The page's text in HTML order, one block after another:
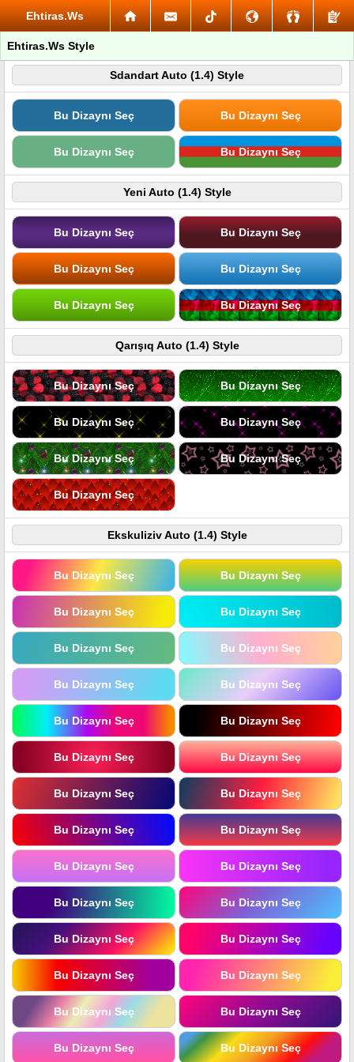
Ehtiras.Ws
Ehtiras.Ws Style
Sdandart Auto (1.4) Style
Bu Dizaynı Seç Bu Dizaynı Seç
Bu Dizaynı Seç Bu Dizaynı Seç
Yeni Auto (1.4) Style
Bu Dizaynı Seç Bu Dizaynı Seç
Bu Dizaynı Seç Bu Dizaynı Seç
Bu Dizaynı Seç Bu Dizaynı Seç
Qarışıq Auto (1.4) Style
Bu Dizaynı Seç Bu Dizaynı Seç
Bu Dizaynı Seç Bu Dizaynı Seç
Bu Dizaynı Seç Bu Dizaynı Seç
Bu Dizaynı Seç
Ekskuliziv Auto (1.4) Style
Bu Dizaynı Seç Bu Dizaynı Seç
Bu Dizaynı Seç Bu Dizaynı Seç
Bu Dizaynı Seç Bu Dizaynı Seç
Bu Dizaynı Seç Bu Dizaynı Seç
Bu Dizaynı Seç Bu Dizaynı Seç
Bu Dizaynı Seç Bu Dizaynı Seç
Bu Dizaynı Seç Bu Dizaynı Seç
Bu Dizaynı Seç Bu Dizaynı Seç
Bu Dizaynı Seç Bu Dizaynı Seç
Bu Dizaynı Seç Bu Dizaynı Seç
Bu Dizaynı Seç Bu Dizaynı Seç
Bu Dizaynı Seç Bu Dizaynı Seç
Bu Dizaynı Seç Bu Dizaynı Seç
Bu Dizaynı Seç Bu Dizaynı Seç